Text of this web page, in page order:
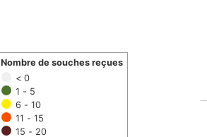
< 0
1 - 5
6 - 10
11 - 15
15 - 20
Nombre de souches reçues